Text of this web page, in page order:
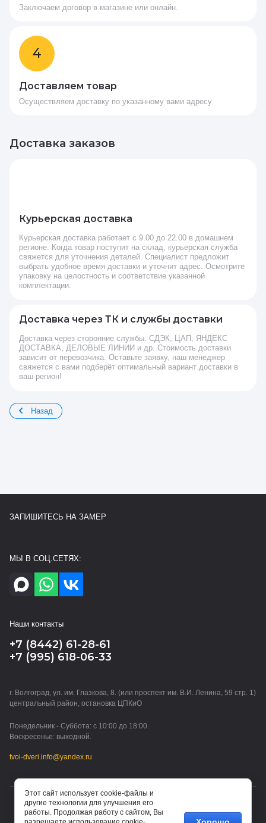
Заключаем договор в магазине или онлайн.
4
Доставляем товар
Осуществляем доставку по указанному вами адресу
Доставка заказов
Курьерская доставка
Курьерская доставка работает с 9.00 до 22.00 в домашнем
регионе. Когда товар поступит на склад, курьерская служба
свяжется для уточнения деталей. Специалист предложит
выбрать удобное время доставки и уточнит адрес. Осмотрите
упаковку на целостность и соответствие указанной
комплектации.
Доставка через ТК и службы доставки
Доставка через сторонние службы: СДЭК, ЦАП, ЯНДЕКС
ДОСТАВКА, ДЕЛОВЫЕ ЛИНИИ и др. Стоимость доставки
зависит от перевозчика. Оставьте заявку, наш менеджер
свяжется с вами подберёт оптимальный вариант доставки в
ваш регион!
Назад
ЗАПИШИТЕСЬ НА ЗАМЕР
МЫ В СОЦ.СЕТЯХ:
Наши контакты
+7 (8442) 61-28-61
+7 (995) 618-06-33
г. Волгоград, ул. им. Глазкова, 8. (или проспект им. В.И. Ленина, 59 стр. 1)
центральный район, остановка ЦПКиО
Понедельник - Суббота: с 10:00 до 18:00.
Воскресенье: выходной.
tvoi-dveri.info@yandex.ru
© 2015 - 2026 ТВОИ ДВЕРИ (ИП Водорезов Дмитрий
Владимирович)
Этот сайт использует cookie-файлы и
другие технологии для улучшения его
работы. Продолжая работу с сайтом, Вы